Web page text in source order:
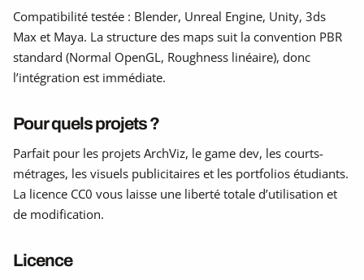
Compatibilité testée : Blender, Unreal Engine, Unity, 3ds
Max et Maya. La structure des maps suit la convention PBR
standard (Normal OpenGL, Roughness linéaire), donc
l’intégration est immédiate.
Pour quels projets ?
Parfait pour les projets ArchViz, le game dev, les courts-
métrages, les visuels publicitaires et les portfolios étudiants.
La licence CC0 vous laisse une liberté totale d’utilisation et
de modification.
Licence